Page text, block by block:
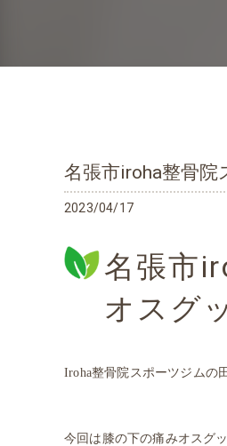
名張市iroha整骨
2023/04/17
名張市
オスグ
Iroha整骨院スポーツジムの
今回は膝の下の痛みオスグ